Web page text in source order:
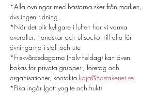
*Alla övningar med hästarna sker från marken,
dvs ingen ridning.
*När det blir kyligare i luften har vi varma
overaller, handskar och ullsockor till alla för
övningarna i stall och ute
*Friskvårdsdagarna (halv-heldag) kan även
bokas för privata grupper-, företag och
organisationer, kontakta kaja@hastakeriet.se
*Fika ingår (gott yogite och frukt)